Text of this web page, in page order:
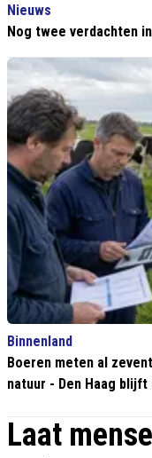
Nieuws
Nog twee verdachten
Binnenland
Boeren meten al
natuur - Den Haag
Laat